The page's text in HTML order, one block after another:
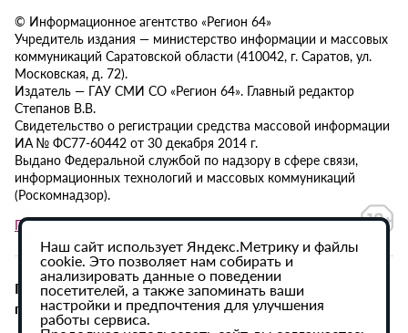
© Информационное агентство «Регион 64»
Учредитель издания — министерство информации и массовых
коммуникаций Саратовской области (410042, г. Саратов, ул.
Московская, д. 72).
Издатель — ГАУ СМИ СО «Регион 64». Главный редактор
Степанов В.В.
Свидетельство о регистрации средства массовой информации
ИА № ФС77-60442 от 30 декабря 2014 г.
Выдано Федеральной службой по надзору в сфере связи,
информационных технологий и массовых коммуникаций
(Роскомнадзор).
Политика в отношении обработки персональных данных
При использовании материалов сайта активная
гиперссылка на ИА «Регион 64» обязательна.
Наш сайт использует Яндекс.Метрику и файлы
cookie. Это позволяет нам собирать и
анализировать данные о поведении
посетителей, а также запоминать ваши
настройки и предпочтения для улучшения
работы сервиса.